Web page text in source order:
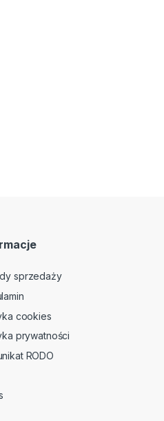
sprzedaży
cookies
prywatności
RODO